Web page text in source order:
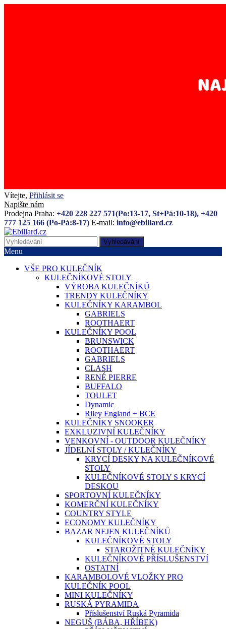
Vítejte, Přihlásit se
Napište nám
Prodejna Praha: +420 228 227 571(Po:13-17, St+Pá:10-18), +420
777 125 166 (Po-Pá:8-17) E-mail: info@ebillard.cz
Vyhledávání
Menu
VŠE PRO KULEČNÍK
KULEČNÍKOVÉ STOLY
VÝROBA KULEČNÍKŮ
TRENDY KULEČNÍKY
KULEČNÍKY KARAMBOL
GABRIELS
ROOTHAERT
KULEČNÍKY POOL
BRUNSWICK
ROOTHAERT
GABRIELS
CLASH
RENÉ PIERRE
BUFFALO
TOULET
Dynamic
Riley England + BCE
KULEČNÍKY SNOOKER
EXKLUZIVNÍ KULEČNÍKY
VENKOVNÍ - OUTDOOR KULEČNÍKY
JÍDELNÍ STOLY / KULEČNÍKY
KRYCÍ DESKY NA KULEČNÍKOVÉ
STOLY
KULEČNÍKOVÉ STOLY S KRYCÍ
DESKOU
SPORTOVNÍ KULEČNÍKY
KOMERČNÍ KULEČNÍKY
COUNTRY STYLE
ECONOMY KULEČNÍKY
BAZAR NEJEN KULEČNÍKŮ
KULEČNÍKOVÉ STOLY
STAROŽITNÉ KULEČNÍKY
KULEČNÍKOVÉ PŘÍSLUŠENSTVÍ
OSTATNÍ
KARAMBOLOVÉ VLOŽKY PRO
KULEČNÍK POOL
MINI KULEČNÍKY
RUSKÁ PYRAMIDA
Příslušenství Ruská Pyramida
NEGUŠ (BÁBA, HŘÍBEK)